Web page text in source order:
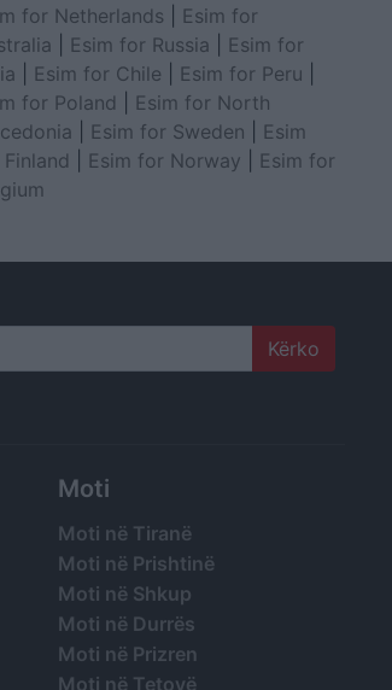
for Netherlands
Esim for
Esim for Russia
Esim for
Esim for Chile Esim for Peru
for Poland
Esim for North
Esim for Sweden
Esim
Esim for Norway
Esim for
Moti
Moti në Tiranë
Moti në Prishtinë
Moti në Shkup
Moti në Durrës
Moti në Prizren
Moti në Tetovë